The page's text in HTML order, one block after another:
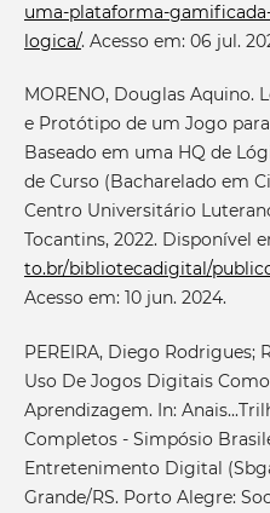
uma-plataforma-
logica/. Acesso em: 06 jul.
MORENO, Douglas Aquino.
e Protótipo de um Jogo
Baseado em uma HQ de
de Curso (Bacharelado em
Centro Universitário
Tocantins, 2022. Disponível
to.br/bibliotecadigital/
Acesso em: 10 jun. 2024.
PEREIRA, Diego Rodrigues;
Uso De Jogos Digitais
Aprendizagem. In:
Completos - Simpósio
Entretenimento Digital
Grande/RS. Porto Alegre: